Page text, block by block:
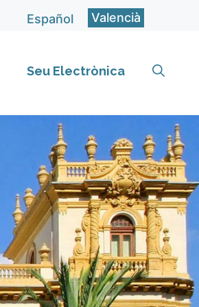
Español Valencià
Seu Electrònica